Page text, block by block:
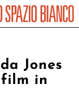
Jones
in